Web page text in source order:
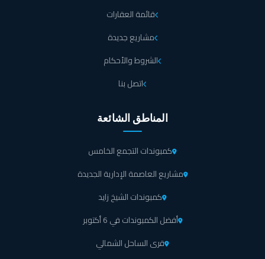
قائمة العقارات
مشاريع جديدة
الشروط والأحكام
اتصل بنا
المناطق الشائعة
كمبوندات التجمع الخامس
مشاريع العاصمة الإدارية الجديدة
كمبوندات الشيخ زايد
أفضل الكمبوندات في 6 أكتوبر
قرى الساحل الشمالي